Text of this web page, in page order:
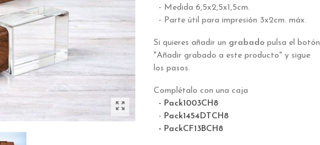
- Medida 6,5x2,5x1,5cm.
- Parte útil para impresión 3x2cm. máx.
Si quieres añadir un grabado pulsa el botón
"Añadir grabado a este producto" y sigue
los pasos.
Complétalo con una caja
- Pack1003CH8
- Pack1454DTCH8
- PackCF13BCH8